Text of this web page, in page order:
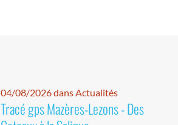
04/08/2026 dans Actualités
Tracé gps Mazères-Lezons - Des